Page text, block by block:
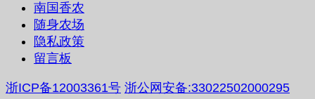
南国香农
随身农场
隐私政策
留言板
浙ICP备12003361号 浙公网安备:33022502000295